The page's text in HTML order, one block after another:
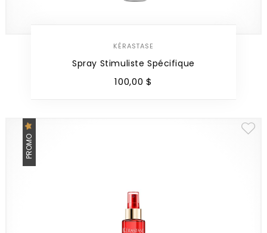
KÉRASTASE
Spray Stimuliste Spécifique
100,00 $
PROMO